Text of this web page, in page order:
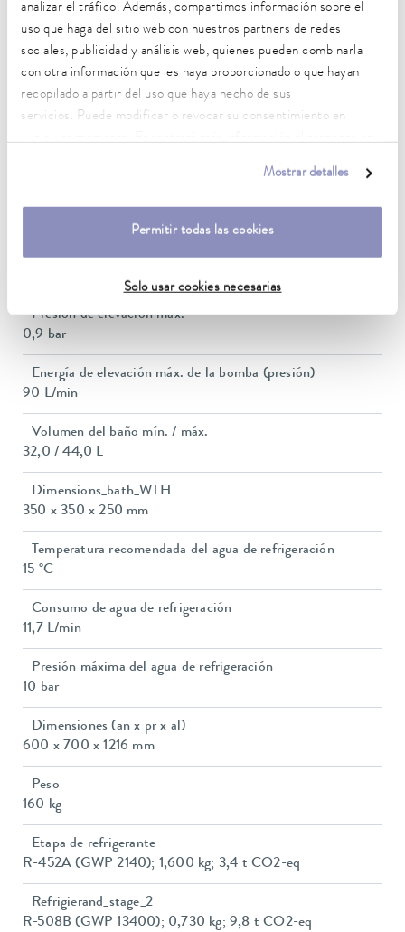
analizar el tráfico. Además, compartimos información sobre el
uso que haga del sitio web con nuestros partners de redes
sociales, publicidad y análisis web, quienes pueden combinarla
con otra información que les haya proporcionado o que hayan
recopilado a partir del uso que haya hecho de sus
servicios. Puede modificar o revocar su consentimiento en
Mostrar detalles
Permitir todas las cookies
Solo usar cookies necesarias
Temperatura ambiente
5 ... 40 °C
Estabilidad de temperatura
0,05 ± K
Potencia calorífica máx.
Consumo de corriente
Presión de elevación máx.
0,9 bar
Energía de elevación máx. de la bomba (presión)
90 L/min
Volumen del baño mín. / máx.
32,0 / 44,0 L
Dimensions_bath_WTH
350 x 350 x 250 mm
Temperatura recomendada del agua de refrigeración
15 °C
Consumo de agua de refrigeración
11,7 L/min
Presión máxima del agua de refrigeración
10 bar
Dimensiones (an x pr x al)
600 x 700 x 1216 mm
Peso
160 kg
Etapa de refrigerante
R-452A (GWP 2140); 1,600 kg; 3,4 t CO2-eq
Refrigierand_stage_2
R-508B (GWP 13400); 0,730 kg; 9,8 t CO2-eq